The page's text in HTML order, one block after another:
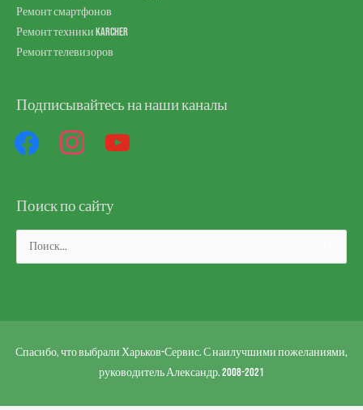
Ремонт смартфонов
Ремонт техники Karcher
Ремонт телевизоров
Подписывайтесь на наши каналы
facebook instagram youtube
Поиск по сайту
Поиск:
Спасибо, что выбрали Харьков-Сервис. С наилучшими пожеланиями,
руководитель Александр. 2008-2021